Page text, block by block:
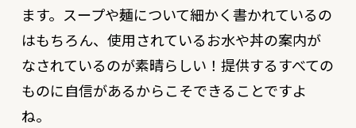
ます。スープや麺について細かく書かれているの
はもちろん、使用されているお水や丼の案内が
なされているのが素晴らしい！提供するすべての
ものに自信があるからこそできることですよ
ね。